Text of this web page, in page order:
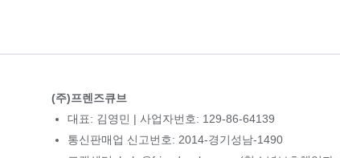
(주)프렌즈큐브
대표: 김영민 | 사업자번호: 129-86-64139
통신판매업 신고번호: 2014-경기성남-1490